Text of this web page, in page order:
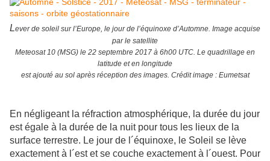
Lever de soleil sur l’Europe, le jour de l’équinoxe d’Automne. Image acquise
par le satellite
Meteosat 10 (MSG) le 22 septembre 2017 à 6h00 UTC. Le quadrillage en
latitude et en longitude
est ajouté au sol après réception des images. Crédit image : Eumetsat
En négligeant la réfraction atmosphérique, la durée du jour
est égale à la durée de la nuit pour tous les lieux de la
surface terrestre. Le jour de l´équinoxe, le Soleil se lève
exactement à l´est et se couche exactement à l´ouest. Pour